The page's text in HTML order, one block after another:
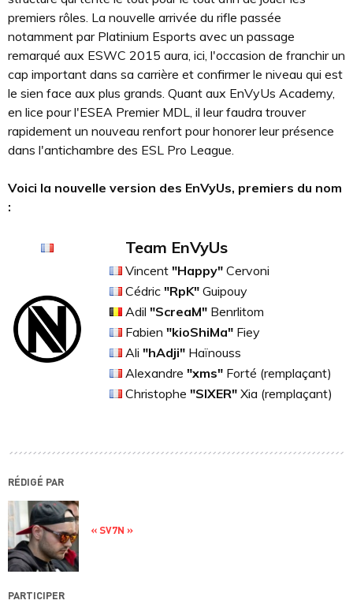
premiers rôles. La nouvelle arrivée du rifle passée
notamment par Platinium Esports avec un passage
remarqué aux ESWC 2015 aura, ici, l'occasion de franchir un
cap important dans sa carrière et confirmer le niveau qui est
le sien face aux plus grands. Quant aux EnVyUs Academy,
en lice pour l'ESEA Premier MDL, il leur faudra trouver
rapidement un nouveau renfort pour honorer leur présence
dans l'antichambre des ESL Pro League.
Voici la nouvelle version des EnVyUs, premiers du nom
:
Team EnVyUs
Vincent "Happy" Cervoni
Cédric "RpK" Guipouy
Adil "ScreaM" Benrlitom
Fabien "kioShiMa" Fiey
Ali "hAdji" Haïnouss
Alexandre "xms" Forté (remplaçant)
Christophe "SIXER" Xia (remplaçant)
RÉDIGÉ PAR
« SV7N »
PARTICIPER